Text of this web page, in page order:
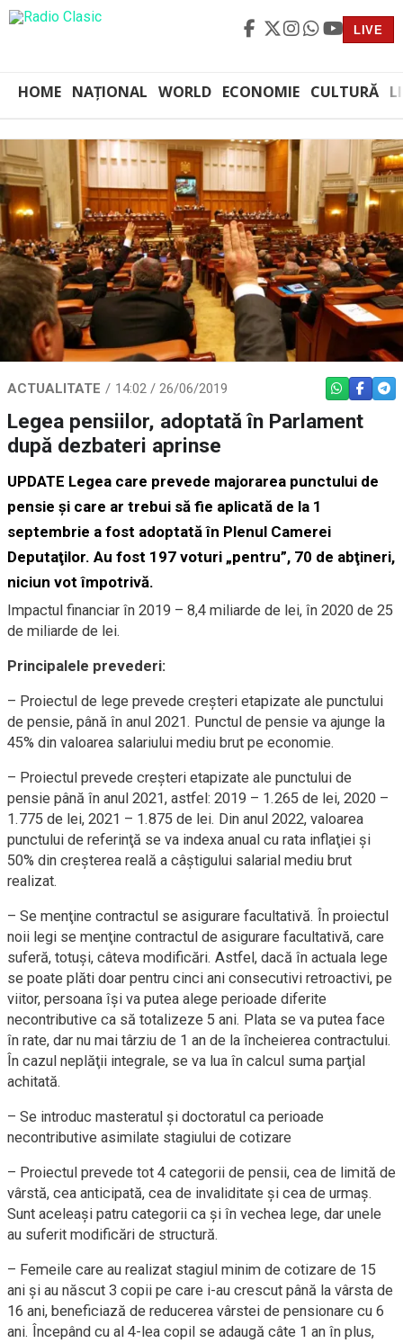
LIVE
HOME NAȚIONAL WORLD ECONOMIE CULTURĂ
ACTUALITATE 14:02 / 26/06/2019 WHATSAPP
Legea pensiilor, adoptată în Parlament
după dezbateri aprinse
UPDATE Legea care prevede majorarea punctului de
pensie şi care ar trebui să fie aplicată de la 1
septembrie a fost adoptată în Plenul Camerei
Deputaţilor. Au fost 197 voturi „pentru”, 70 de abţineri,
niciun vot împotrivă.
Impactul financiar în 2019 – 8,4 miliarde de lei, în 2020 de 25
de miliarde de lei.
Principalele prevederi:
– Proiectul de lege prevede creşteri etapizate ale punctului
de pensie, până în anul 2021. Punctul de pensie va ajunge la
45% din valoarea salariului mediu brut pe economie.
– Proiectul prevede creşteri etapizate ale punctului de
pensie până în anul 2021, astfel: 2019 – 1.265 de lei, 2020 –
1.775 de lei, 2021 – 1.875 de lei. Din anul 2022, valoarea
punctului de referinţă se va indexa anual cu rata inflaţiei şi
50% din creşterea reală a câştigului salarial mediu brut
realizat.
– Se menţine contractul se asigurare facultativă. În proiectul
noii legi se menţine contractul de asigurare facultativă, care
suferă, totuşi, câteva modificări. Astfel, dacă în actuala lege
se poate plăti doar pentru cinci ani consecutivi retroactivi, pe
viitor, persoana îşi va putea alege perioade diferite
necontributive ca să totalizeze 5 ani. Plata se va putea face
în rate, dar nu mai târziu de 1 an de la încheierea contractului.
În cazul neplăţii integrale, se va lua în calcul suma parţial
achitată.
– Se introduc masteratul şi doctoratul ca perioade
necontributive asimilate stagiului de cotizare
– Proiectul prevede tot 4 categorii de pensii, cea de limită de
vârstă, cea anticipată, cea de invaliditate şi cea de urmaş.
Sunt aceleaşi patru categorii ca şi în vechea lege, dar unele
au suferit modificări de structură.
– Femeile care au realizat stagiul minim de cotizare de 15
ani şi au născut 3 copii pe care i-au crescut până la vârsta de
16 ani, beneficiază de reducerea vârstei de pensionare cu 6
ani. Începând cu al 4-lea copil se adaugă câte 1 an în plus,